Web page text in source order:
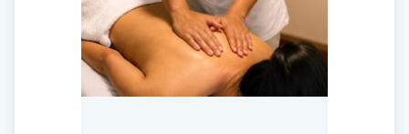
Fransförlängning Megavolym
Fransförlängning Volym